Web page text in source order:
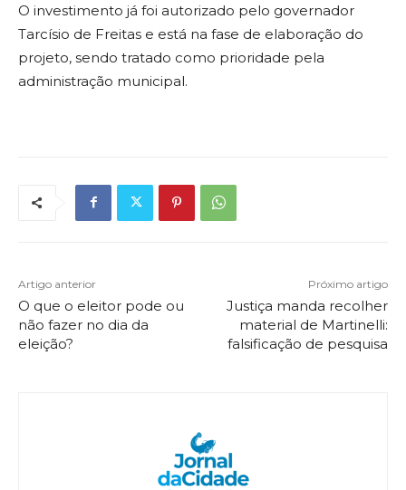
O investimento já foi autorizado pelo governador
Tarcísio de Freitas e está na fase de elaboração do
projeto, sendo tratado como prioridade pela
administração municipal.
Artigo anterior
O que o eleitor pode ou
não fazer no dia da
eleição?
Próximo artigo
Justiça manda recolher
material de Martinelli:
falsificação de pesquisa